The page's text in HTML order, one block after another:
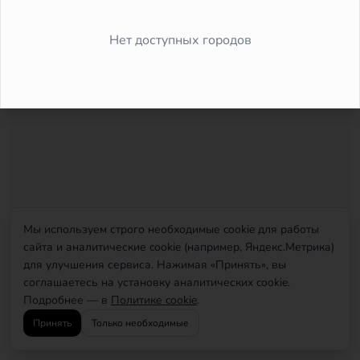
Мы используем строго необходимые cookie для работы
сайта и аналитические cookie (например, Яндекс.Метрика)
для улучшения сервиса. Нажимая «Принять», вы
соглашаетесь на установку аналитических cookie.
Подробнее — в Политике cookie.
Принять Только необходимые
Нет доступных городов